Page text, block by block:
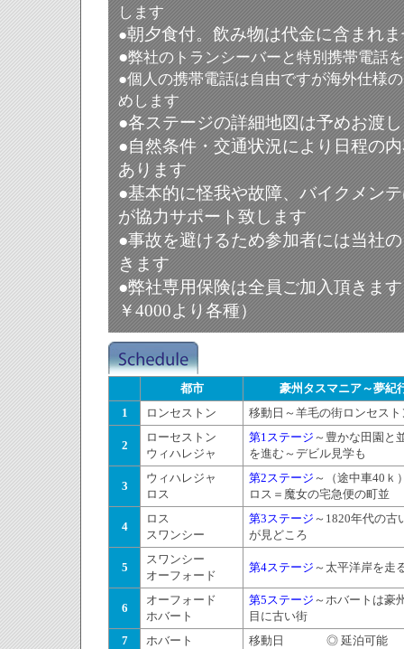
します
●朝夕食付。飲み物は代金に含まれ
●弊社のトランシーバーと特別携帯電話
●個人の携帯電話は自由ですが海外仕様
めします
●各ステージの詳細地図は予めお渡
●自然条件・交通状況により日程の
あります
●基本的に怪我や故障、バイクメン
が協力サポート致します
●事故を避けるため参加者には当社
きます
●弊社専用保険は全員ご加入頂きま
￥4000より各種）
都市
豪州タスマニア～夢紀
1
ロンセストン 移動日～羊毛の街ロンセスト
2
ローセストン
ウィハレジャ
第1ステージ ～豊かな田園と
を進む～デビル見学も
3
ウィハレジャ
ロス
第2ステージ ～
（途中車40ｋ
ロス＝魔女の宅急便の町並
4
ロス
スワンシー
第3ステージ ～1820年代の古
が見どころ
5
スワンシー
オーフォード
第4ステージ ～太平洋岸を走
6
オーフォード
ホバート
第5ステージ ～ホバートは豪
目に古い街
7
ホバート 移動日 ◎ 延泊可能